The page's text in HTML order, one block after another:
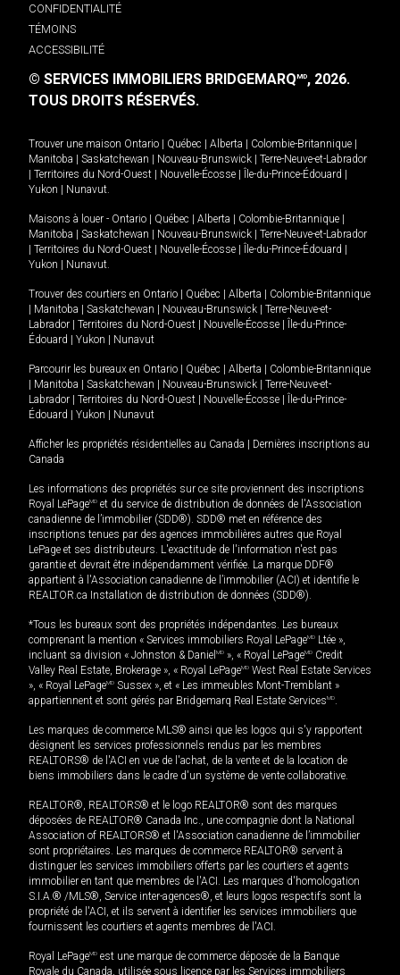
CONFIDENTIALITÉ
TÉMOINS
ACCESSIBILITÉ
© SERVICES IMMOBILIERS BRIDGEMARQMD, 2026.
TOUS DROITS RÉSERVÉS.
Trouver une maison Ontario Québec Alberta Colombie-Britannique
Manitoba
Saskatchewan Nouveau-Brunswick
Terre-Neuve-et-Labrador
Territoires du Nord-Ouest Nouvelle-Écosse Île-du-Prince-Édouard
Yukon
Nunavut.
Maisons à louer - Ontario Québec Alberta Colombie-Britannique
Manitoba
Saskatchewan Nouveau-Brunswick
Terre-Neuve-et-Labrador
Territoires du Nord-Ouest Nouvelle-Écosse Île-du-Prince-Édouard
Yukon
Nunavut.
Trouver des courtiers en Ontario Québec Alberta
Colombie-Britannique
Manitoba Saskatchewan Nouveau-Brunswick
Terre-Neuve-et-
Labrador
Territoires du Nord-Ouest Nouvelle-Écosse
Île-du-Prince-
Édouard
Yukon Nunavut
Parcourir les bureaux en Ontario Québec Alberta
Colombie-Britannique
Manitoba Saskatchewan Nouveau-Brunswick
Terre-Neuve-et-
Labrador
Territoires du Nord-Ouest Nouvelle-Écosse
Île-du-Prince-
Édouard
Yukon Nunavut
Afficher les propriétés résidentielles au Canada
Dernières inscriptions au
Canada
Les informations des propriétés sur ce site proviennent des inscriptions
Royal LePageMD et du service de distribution de données de l'Association
canadienne de l’immobilier (SDD®). SDD® met en référence des
inscriptions tenues par des agences immobilières autres que Royal
LePage et ses distributeurs. L'exactitude de l'information n'est pas
garantie et devrait être indépendamment vérifiée. La marque DDF®
appartient à l'Association canadienne de l’immobilier (ACI) et identifie le
REALTOR.ca Installation de distribution de données (SDD®).
*Tous les bureaux sont des propriétés indépendantes. Les bureaux
comprenant la mention « Services immobiliers Royal LePageMD Ltée »,
incluant sa division « Johnston & Daniel MD », « Royal LePageMD Credit
Valley Real Estate, Brokerage », « Royal LePageMD West Real Estate Services
», « Royal LePageMD Sussex », et « Les immeubles Mont-Tremblant »
appartiennent et sont gérés par Bridgemarq Real Estate ServicesMD.
Les marques de commerce MLS® ainsi que les logos qui s'y rapportent
désignent les services professionnels rendus par les membres
REALTORS® de l'ACI en vue de l'achat, de la vente et de la location de
biens immobiliers dans le cadre d'un système de vente collaborative.
REALTOR®, REALTORS® et le logo REALTOR® sont des marques
déposées de REALTOR® Canada Inc., une compagnie dont la National
Association of REALTORS® et l'Association canadienne de l’immobilier
sont propriétaires. Les marques de commerce REALTOR® servent à
distinguer les services immobiliers offerts par les courtiers et agents
immobilier en tant que membres de l'ACI. Les marques d'homologation
S.I.A.® /MLS®, Service inter-agences®, et leurs logos respectifs sont la
propriété de l'ACI, et ils servent à identifier les services immobiliers que
fournissent les courtiers et agents membres de l'ACI.
Royal LePageMD est une marque de commerce déposée de la Banque
Royale du Canada, utilisée sous licence par les Services immobiliers